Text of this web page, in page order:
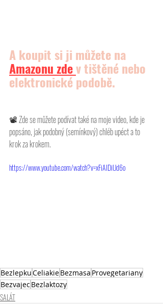
A koupit si ji můžete na
Amazonu zde v tištěné nebo
elektronické podobě.
📽 Zde se můžete podívat také na moje video, kde je
popsáno, jak podobný (semínkový) chléb upéct a to
krok za krokem.
https://www.youtube.com/watch?v=xFiAIDiUd6o
BezlepkuCeliakieBezmasa Provegetariany
Bezvajec Bezlaktozy
SALÁT